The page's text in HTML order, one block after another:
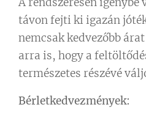
távon fejti ki igazán
nemcsak kedvezőbb
arra is, hogy a
természetes részévé
Bérletkedvezmények: